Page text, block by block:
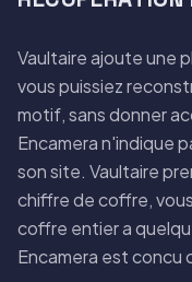
Vaultaire ajoute une
vous puissiez
motif, sans donner
Encamera n'indique
son site. Vaultaire
chiffre de coffre,
coffre entier a
Encamera est concu